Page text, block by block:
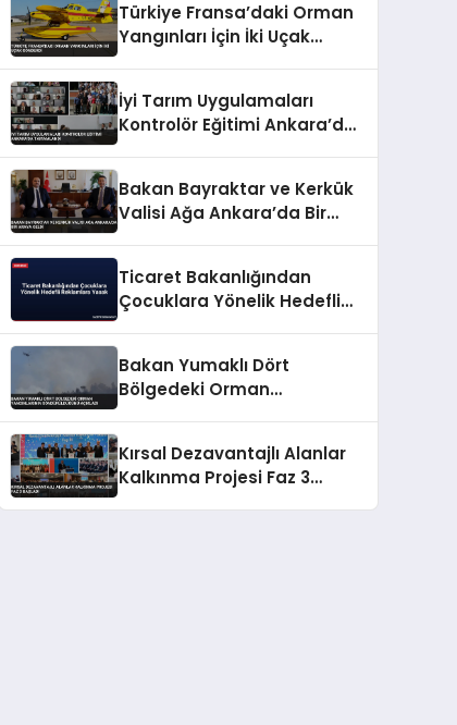
Türkiye Fransa’daki Orman
Yangınları İçin İki Uçak
İyi Tarım Uygulamaları
Kontrolör Eğitimi Ankara’da
Bakan Bayraktar ve Kerkük
Valisi Ağa Ankara’da Bir
Ticaret Bakanlığından
Çocuklara Yönelik Hedefli
Bakan Yumaklı Dört
Bölgedeki Orman
Kırsal Dezavantajlı Alanlar
Kalkınma Projesi Faz 3